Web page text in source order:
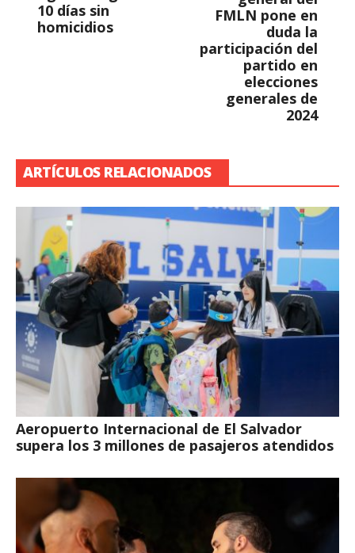
10 días sin
homicidios
FMLN pone en
duda la
participación del
partido en
elecciones
generales de
2024
ARTÍCULOS RELACIONADOS
Aeropuerto Internacional de El Salvador
supera los 3 millones de pasajeros atendidos